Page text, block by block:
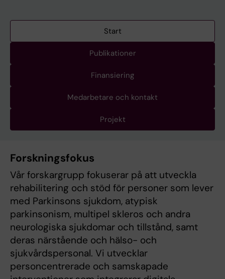
Start
Publikationer
Finansiering
Medarbetare och kontakt
Projekt
Forskningsfokus
Vår forskargrupp fokuserar på att utveckla
rehabilitering och stöd för personer som lever
med Parkinsons sjukdom, atypisk
parkinsonism, multipel skleros och andra
neurologiska sjukdomar och tillstånd, samt
deras närstående och hälso- och
sjukvårdspersonal. Vi utvecklar
personcentrerade och samskapade